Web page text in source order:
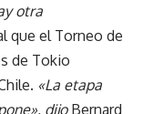
otra
que el Torneo de
de Tokio
«La etapa
dijoBernard